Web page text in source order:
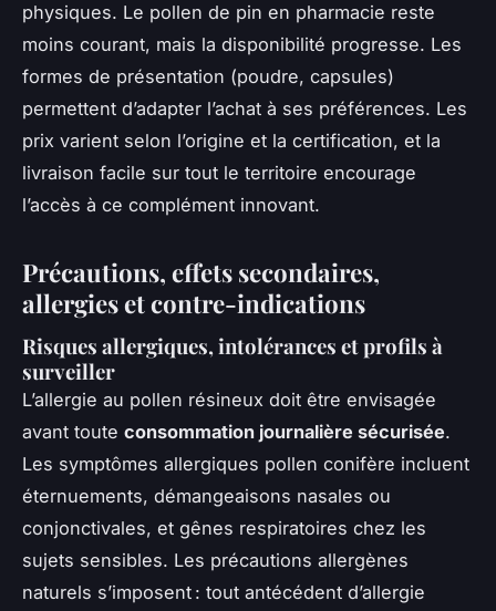
physiques. Le pollen de pin en pharmacie reste
moins courant, mais la disponibilité progresse. Les
formes de présentation (poudre, capsules)
permettent d’adapter l’achat à ses préférences. Les
prix varient selon l’origine et la certification, et la
livraison facile sur tout le territoire encourage
l’accès à ce complément innovant.
Précautions, effets secondaires,
allergies et contre-indications
Risques allergiques, intolérances et profils à
surveiller
L’allergie au pollen résineux doit être envisagée
avant toute consommation journalière sécurisée.
Les symptômes allergiques pollen conifère incluent
éternuements, démangeaisons nasales ou
conjonctivales, et gênes respiratoires chez les
sujets sensibles. Les précautions allergènes
naturels s’imposent : tout antécédent d’allergie